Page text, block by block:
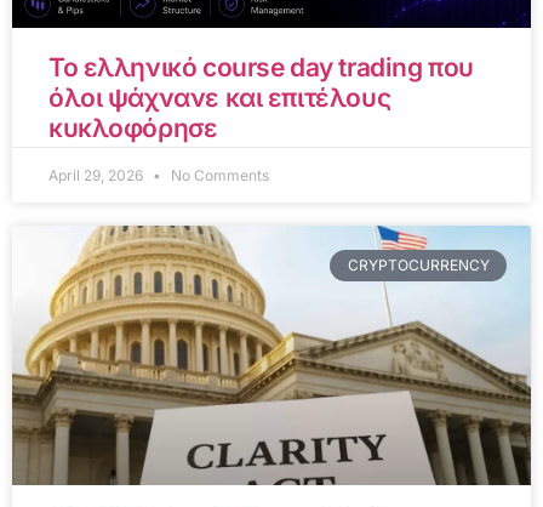
Το ελληνικό course day trading που
όλοι ψάχνανε και επιτέλους
κυκλοφόρησε
April 29, 2026 No Comments
CRYPTOCURRENCY